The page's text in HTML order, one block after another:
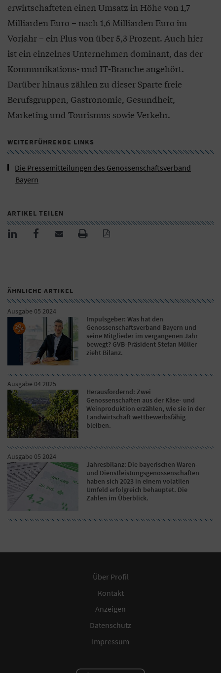
erwirtschafteten einen Umsatz in Höhe von 1,7
Milliarden Euro – nach 1,6 Milliarden Euro im
Vorjahr – ein Plus von über 5,3 Prozent. Auch hier
ist ein einzelnes Unternehmen dominant, das der
Kommunikations- und IT-Branche angehört.
Darüber hinaus zählen zu dieser Sparte freie
Berufsgruppen, Gastronomie, Gesundheit,
Marketing und Tourismus sowie Verkehr.
WEITERFÜHRENDE LINKS
Die Pressemitteilungen des Genossenschaftsverband
Bayern
ARTIKEL TEILEN
ÄHNLICHE ARTIKEL
Ausgabe 05 2024
Impulsgeber: Was hat den
Genossenschaftsverband Bayern und
seine Mitglieder im vergangenen Jahr
bewegt? GVB-Präsident Stefan Müller
zieht Bilanz.
Ausgabe 04 2025
Herausfordernd: Zwei
Genossenschaften aus der Käse- und
Weinproduktion erzählen, wie sie in der
Landwirtschaft wettbewerbsfähig
bleiben.
Ausgabe 05 2024
Jahresbilanz: Die bayerischen Waren-
und Dienstleistungsgenossenschaften
haben sich 2023 in einem volatilen
Umfeld erfolgreich behauptet. Die
Zahlen im Überblick.
Über Profil
Kontakt
Anzeigen
Datenschutz
Impressum